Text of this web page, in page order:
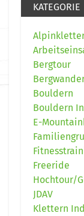
KATEGORIE
Bergtour
Bouldern
Bouldern
E-
Freeride
Hochtour/
JDAV
Klettern